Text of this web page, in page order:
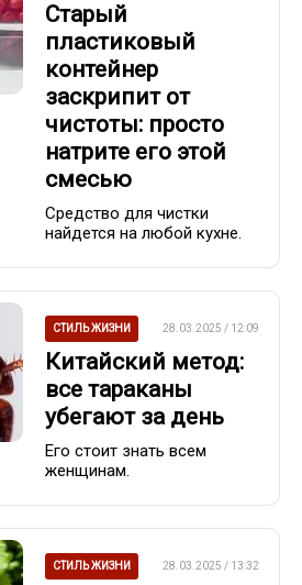
Старый
пластиковый
контейнер
заскрипит от
чистоты: просто
натрите его этой
смесью
Средство для чистки
найдется на любой кухне.
СТИЛЬ ЖИЗНИ 28.03.2025 / 12:09
Китайский метод:
все тараканы
убегают за день
Его стоит знать всем
женщинам.
СТИЛЬ ЖИЗНИ 28.03.2025 / 13:32